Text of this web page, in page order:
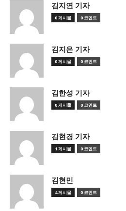
김지연 기자
0 게시물 0 코멘트
김지은 기자
0 게시물 0 코멘트
김한성 기자
0 게시물 0 코멘트
김현경 기자
1 게시물 0 코멘트
김현민
4 게시물 0 코멘트